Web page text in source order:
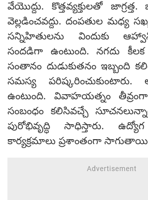
వేయొద్దు. కొత్తవ్యక్తులతో
వెల్లడించవద్దు. దంపతుల మధ్య
సన్నిహితులను విందుకు
సందడిగా ఉంటుంది. నగదు కీలక
సంతానం దుడుకుతనం ఇబ్బంది
సమస్య పరిష్కరించుకుంటారు.
ఉంటుంది. వివాహయత్నం
సంబంధం కలిసివచ్చే
పురోభివృద్ధి సాధిస్తారు.
కార్యక్రమాలు ప్రశాంతంగా